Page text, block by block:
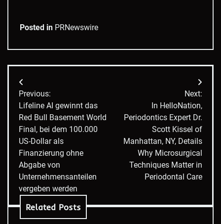
Posted in PRNewswire
Post
navigation
Previous:
Lifeline AI gewinnt das
Red Bull Basement World
Final, bei dem 100.000
US-Dollar als
Finanzierung ohne
Abgabe von
Unternehmensanteilen
vergeben werden
Next:
In HelloNation,
Periodontics Expert Dr.
Scott Kissel of
Manhattan, NY, Details
Why Microsurgical
Techniques Matter in
Periodontal Care
Related Posts